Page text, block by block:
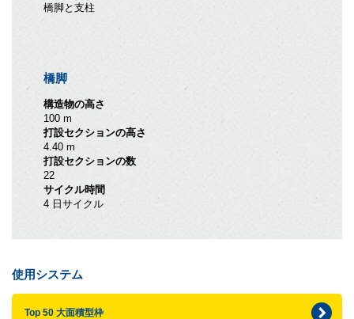
橋脚と支柱
橋脚
構造物の高さ
100 m
打設セクションの高さ
4.40 m
打設セクションの数
22
サイクル時間
4 日サイクル
使用システム
Top 50 大面積型枠